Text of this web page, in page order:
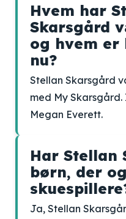
Hvem har
Skarsgård
og hvem er
nu?
Stellan Skarsgård
med My
Megan Everett.
Har Stellan
børn, der
Ja, Stellan